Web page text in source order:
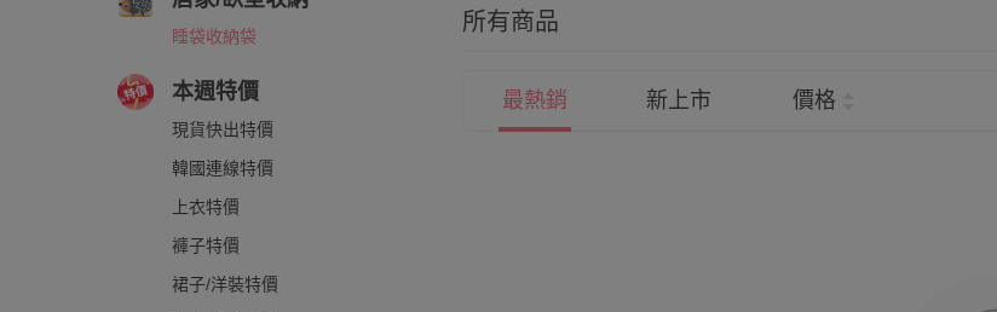
睡袋收納袋
本週特價
現貨快出特價
韓國連線特價
上衣特價
褲子特價
裙子/洋裝特價
所有商品
最熱銷 新上市 價格